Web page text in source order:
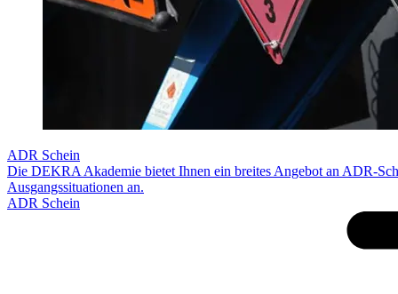
ADR Schein
Die DEKRA Akademie bietet Ihnen ein breites Angebot an ADR-
Ausgangssituationen an.
ADR Schein